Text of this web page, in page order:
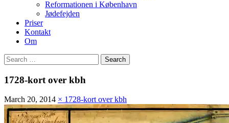
Reformationen i København
Jødefejden
Priser
Kontakt
Om
Search
for:
1728-kort over kbh
March 20, 2014 × 1728-kort over kbh